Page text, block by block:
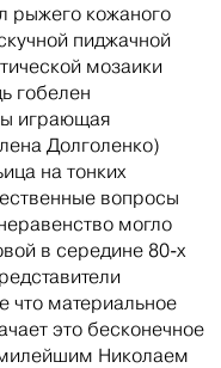
рыжего кожаного
пиджачной
мозаики
гобелен
играющая
Долголенко)
на тонких
вопросы
могло
в середине 80-х
что материальное
это бесконечное
милейшим Николаем